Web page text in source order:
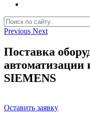
Previous Next
Поставка
автоматизации
SIEMENS
Оставить заявку